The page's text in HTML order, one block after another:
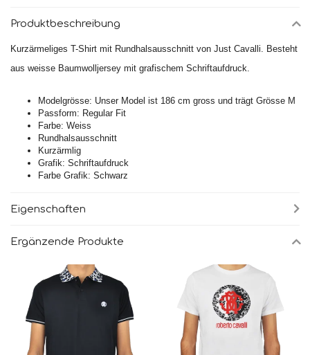
Produktbeschreibung
Kurzärmeliges T-Shirt mit Rundhalsausschnitt von Just Cavalli. Besteht
aus weisse Baumwolljersey mit grafischem Schriftaufdruck.
Modelgrösse: Unser Model ist 186 cm gross und trägt Grösse M
Passform: Regular Fit
Farbe: Weiss
Rundhalsausschnitt
Kurzärmlig
Grafik: Schriftaufdruck
Farbe Grafik: Schwarz
Eigenschaften
Ergänzende Produkte